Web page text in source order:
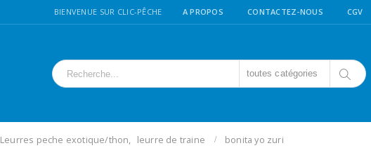
BIENVENUE SUR CLIC-PÊCHE A PROPOS CONTACTEZ-NOUS CGV
toutes catégories
Leurres peche exotique/thon, leurre de traine bonita yo zuri